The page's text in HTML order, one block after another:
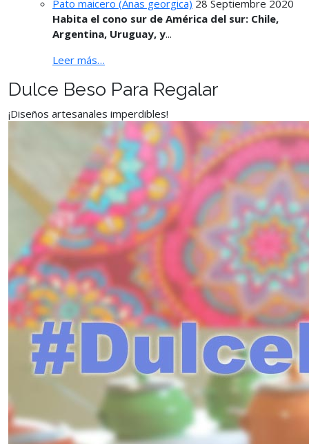
Pato maicero (Anas georgica) 28 Septiembre 2020
Habita el cono sur de América del sur: Chile,
Argentina, Uruguay, y...
Leer más…
Dulce Beso Para Regalar
¡Diseños artesanales imperdibles!